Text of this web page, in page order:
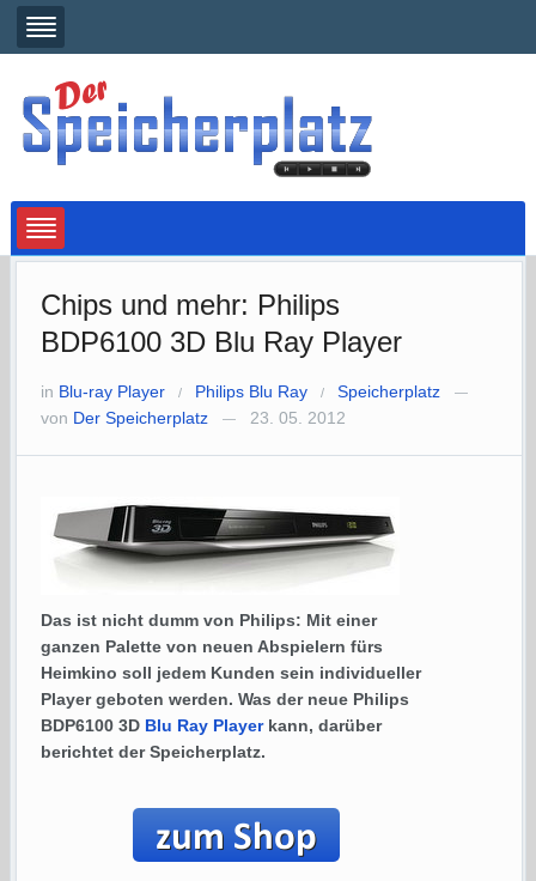
Chips und mehr: Philips
BDP6100 3D Blu Ray Player
in Blu-ray Player / Philips Blu Ray / Speicherplatz —
von Der Speicherplatz — 23. 05. 2012
Das ist nicht dumm von Philips: Mit einer
ganzen Palette von neuen Abspielern fürs
Heimkino soll jedem Kunden sein individueller
Player geboten werden. Was der neue Philips
BDP6100 3D Blu Ray Playerkann, darüber
berichtet der Speicherplatz.